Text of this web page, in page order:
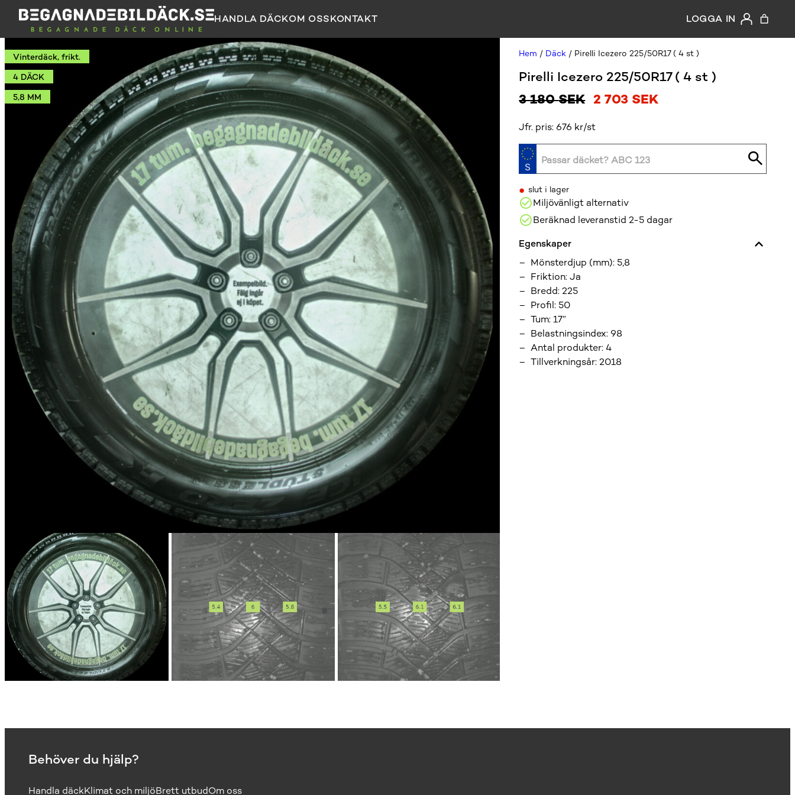
HANDLA DÄCKOM OSSKONTAKT LOGGA IN
Vinterdäck, frikt.
4 DÄCK
5,8 MM
Hem / Däck / Pirelli Icezero 225/50R17 ( 4 st )
Pirelli Icezero 225/50R17 ( 4 st )
3 180SEK Det
ursprungliga
priset
var:
180 SEK.
2 703 SEKDet
priset
Jfr. pris: 676 kr/st
• slut i lager
Miljövänligt alternativ
Beräknad leveranstid 2-5 dagar
Egenskaper
Mönsterdjup (mm): 5,8
Friktion:Ja
Bredd:225
Profil: 50
Tum:17”
Belastningsindex: 98
Antal produkter:4
Tillverkningsår:2018
Behöver du hjälp?
Handla däckKlimat och miljöBrett utbudOm oss